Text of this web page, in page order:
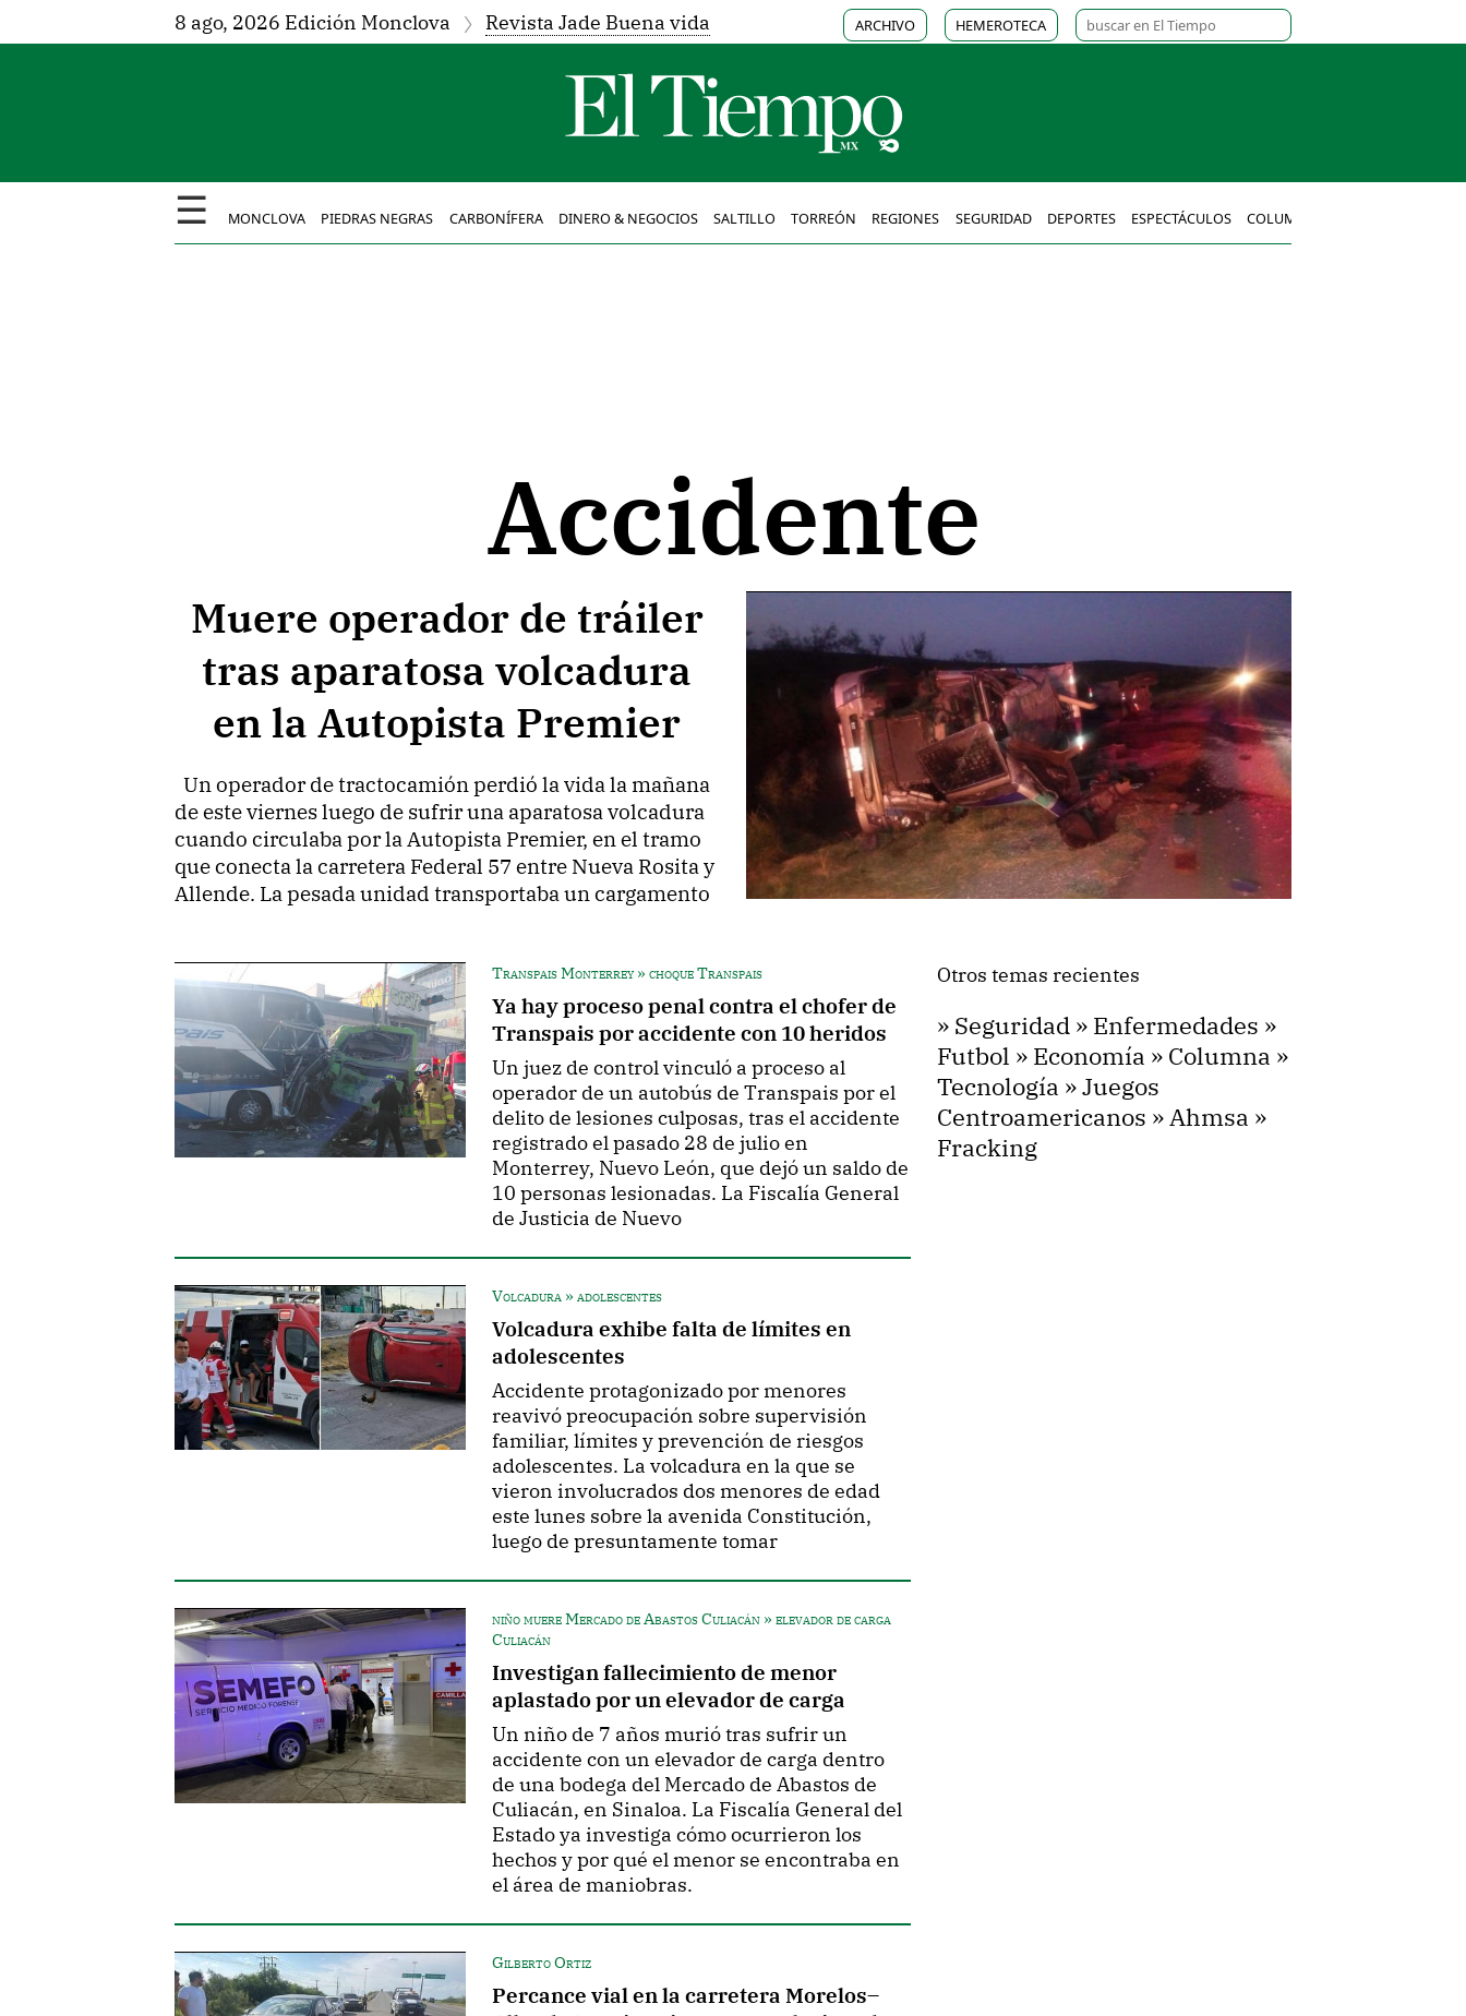
8 ago, 2026 Edición Monclova Revista Jade Buena vida HEMEROTECA
ARCHIVO
☰ MONCLOVA PIEDRAS NEGRAS CARBONÍFERA DINERO & NEGOCIOS SALTILLO TORREÓN REGIONES SEGURIDAD DEPORTES ESPECTÁCULOS COLUMNAS
Accidente
Muere operador de tráiler
tras aparatosa volcadura
en la Autopista Premier
Un operador de tractocamión perdió la vida la mañana
de este viernes luego de sufrir una aparatosa volcadura
cuando circulaba por la Autopista Premier, en el tramo
que conecta la carretera Federal 57 entre Nueva Rosita y
Allende. La pesada unidad transportaba un cargamento
Transpais Monterrey » choque Transpais
Ya hay proceso penal contra el chofer de
Transpais por accidente con 10 heridos
Un juez de control vinculó a proceso al
operador de un autobús de Transpais por el
delito de lesiones culposas, tras el accidente
registrado el pasado 28 de julio en
Monterrey, Nuevo León, que dejó un saldo de
10 personas lesionadas. La Fiscalía General
de Justicia de Nuevo
Volcadura » adolescentes
Volcadura exhibe falta de límites en
adolescentes
Accidente protagonizado por menores
reavivó preocupación sobre supervisión
familiar, límites y prevención de riesgos
adolescentes. La volcadura en la que se
vieron involucrados dos menores de edad
este lunes sobre la avenida Constitución,
luego de presuntamente tomar
niño muere Mercado de Abastos Culiacán » elevador de carga
Culiacán
Investigan fallecimiento de menor
aplastado por un elevador de carga
Un niño de 7 años murió tras sufrir un
accidente con un elevador de carga dentro
de una bodega del Mercado de Abastos de
Culiacán, en Sinaloa. La Fiscalía General del
Estado ya investiga cómo ocurrieron los
hechos y por qué el menor se encontraba en
el área de maniobras.
Gilberto Ortiz
Percance vial en la carretera Morelos–
Otros temas recientes
» Seguridad» Enfermedades »
Futbol » Economía » Columna »
Tecnología »Juegos
Centroamericanos »Ahmsa »
Fracking